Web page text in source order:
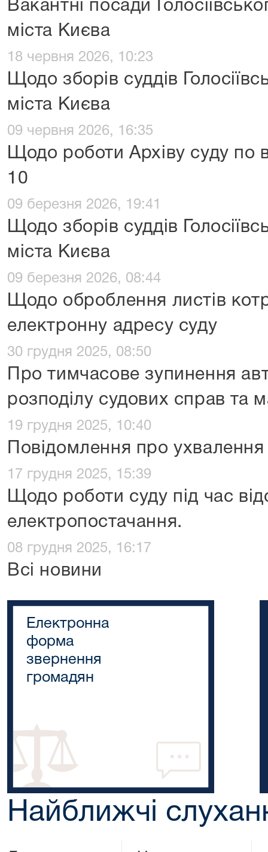
Вакантні посади
міста Києва
18 червня 2026, 10:23
Щодо зборів суддів
міста Києва
09 червня 2026, 16:35
Щодо роботи Архіву суду по
10
09 березня 2026, 19:41
Щодо зборів суддів
міста Києва
09 березня 2026, 08:44
Щодо оброблення листів
електронну адресу суду
30 грудня 2025, 08:50
Про тимчасове зупинення
розподілу судових справ та
19 грудня 2025, 10:40
Повідомлення про
17 грудня 2025, 15:39
Щодо роботи суду під час
електропостачання.
08 грудня 2025, 16:17
Всі новини
Електронна
форма
звернення
громадян
Найближчі